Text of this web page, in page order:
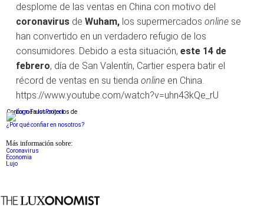
desplome de las ventas en China con motivo del
coronavirus de Wuham, los supermercados online se
han convertido en un verdadero refugio de los
consumidores. Debido a esta situación, este 14 de
febrero, día de San Valentín, Cartier espera batir el
récord de ventas en su tienda online en China.
https://www.youtube.com/watch?v=uhn43kQe_rU
Conforme a los criterios de
¿Por qué confiar en nosotros?
Más información sobre:
Coronavirus
Economia
Lujo